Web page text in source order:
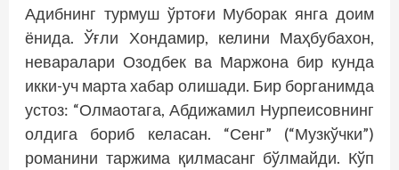
Адибнинг турмуш ўртоғи Муборак янга доим
ёнида. Ўғли Хондамир, келини Маҳбубахон,
неваралари Озодбек ва Маржона бир кунда
икки-уч марта хабар олишади. Бир борганимда
устоз: “Олмаотага, Абдижамил Нурпеисовнинг
олдига бориб келасан. “Сенг” (“Музкўчки”)
романини таржима қилмасанг бўлмайди. Кўп